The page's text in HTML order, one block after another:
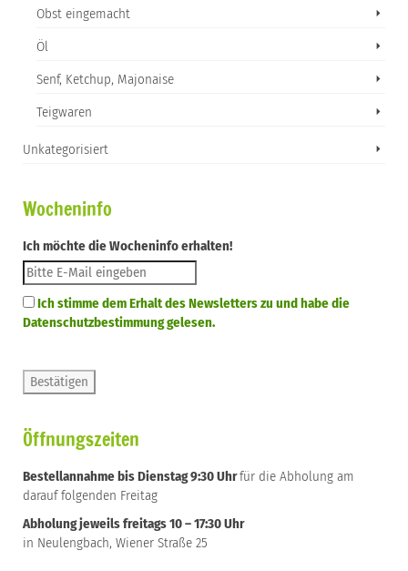
Obst eingemacht
Öl
Senf, Ketchup, Majonaise
Teigwaren
Unkategorisiert
Wocheninfo
Ich möchte die Wocheninfo erhalten!
Ich stimme dem Erhalt des Newsletters zu und habe die
Datenschutzbestimmung gelesen.
Öffnungszeiten
Bestellannahme bis Dienstag 9:30 Uhrfür die Abholung am
darauf folgenden Freitag
Abholung jeweils freitags 10 – 17:30 Uhr
in Neulengbach, Wiener Straße 25